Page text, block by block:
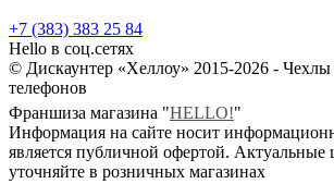
+7 (383) 383 25 84
Hello в соц.сетях
© Дискаунтер «Хеллоу» 2015-2026 - Чехлы
телефонов
Франшиза магазина "HELLO!"
Информация на сайте носит
является публичной офертой. Актуальные
уточняйте в розничных магазинах